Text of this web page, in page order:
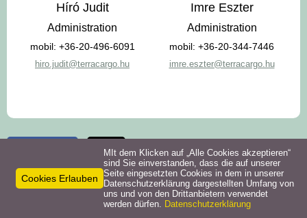
Híró Judit
Administration
mobil: +36-20-496-6091
hiro.judit@terracargo.hu
Imre Eszter
Administration
mobil: +36-20-344-7446
imre.eszter@terracargo.hu
X
Cookies Erlauben
MIt dem Klicken auf „Alle Cookies akzeptieren“
sind Sie einverstanden, dass die auf unserer
Seite eingesetzten Cookies in dem in unserer
Datenschutzerklärung dargestellten Umfang von
uns und von den Drittanbietern verwendet
werden dürfen. Datenschutzerklärung